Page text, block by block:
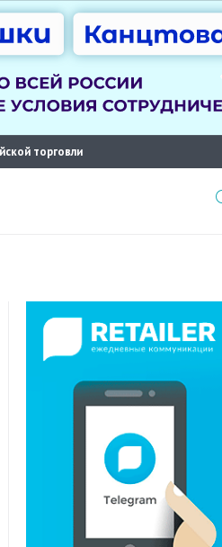
торговли